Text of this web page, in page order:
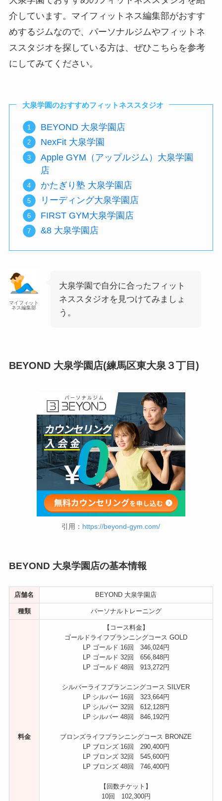
介しています。マイフィットネス編集部がおすす
めするジムなので、パーソナルジムやフィットネ
ススタジオを探している方は、ぜひこちらを参考
にしてみてください。
大泉学園のおすすめフィットネススタジオ
BEYOND 大泉学園店
NexFit 大泉学園
Apple GYM（アップルジム）大泉学園
店
かたぎり塾 大泉学園店
リーディング大泉学園店
FIRST GYM大泉学園店
&8 大泉学園店
マイフィット
ネス編集部
大泉学園で自分に合ったフィット
ネススタジオを見つけてみましょ
う。
BEYOND 大泉学園店(練馬区東大泉３丁目)
引用： https://beyond-gym.com/
BEYOND 大泉学園店の基本情報
店舗名 BEYOND 大泉学園店
種類 パーソナルトレーニング
料金
【コース料金】
ゴールドライフプランニングコース GOLD
LP ゴールド 16回 346,024円
LP ゴールド 32回 656,848円
LP ゴールド 48回 913,272円
シルバーライフプランニングコース SILVER
LP シルバー 16回 323,664円
LP シルバー 32回 612,128円
LP シルバー 48回 846,192円
ブロンズライフプランニングコース BRONZE
LP ブロンズ 16回 290,400円
LP ブロンズ 32回 545,600円
LP ブロンズ 48回 746,400円
【回数チケット】
10回 102,300円